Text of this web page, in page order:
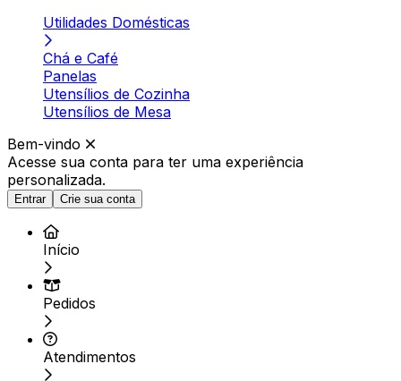
Utilidades Domésticas
Chá e Café
Panelas
Utensílios de Cozinha
Utensílios de Mesa
Bem-vindo
Acesse sua conta para ter uma experiência
personalizada.
Entrar Crie sua conta
Início
Pedidos
Atendimentos